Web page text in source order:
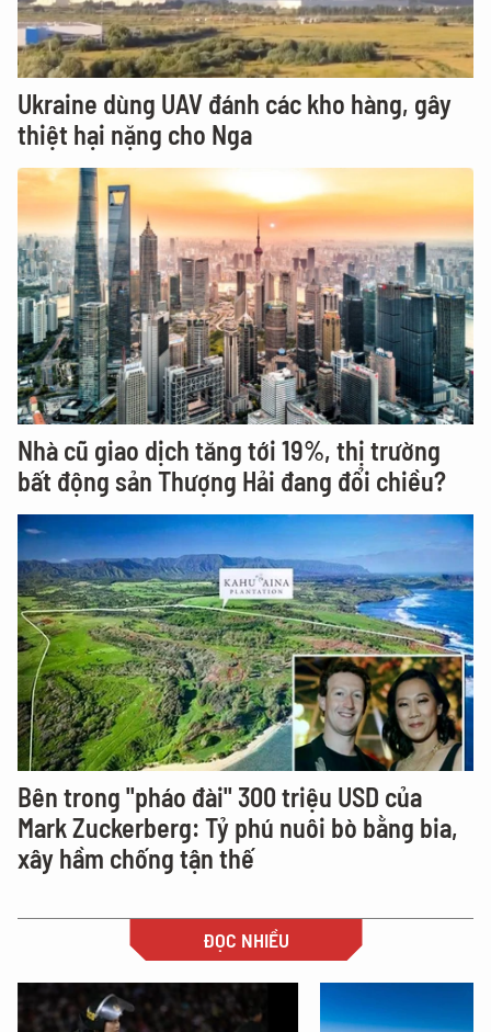
Ukraine dùng UAV đánh các kho hàng, gây
thiệt hại nặng cho Nga
Nhà cũ giao dịch tăng tới 19%, thị trường
bất động sản Thượng Hải đang đổi chiều?
Bên trong "pháo đài" 300 triệu USD của
Mark Zuckerberg: Tỷ phú nuôi bò bằng bia,
xây hầm chống tận thế
ĐỌC NHIỀU